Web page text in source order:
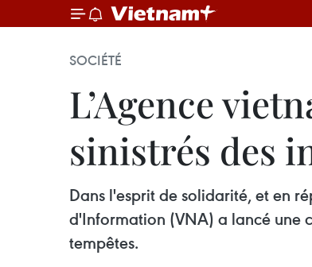
SOCIÉTÉ
L’Agence
sinistrés des
Dans l'esprit de solidarité, et en
d'Information (VNA) a lancé une
tempêtes.